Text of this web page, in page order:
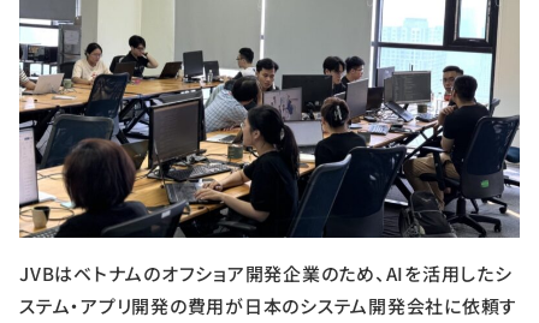
JVBはベトナムのオフショア開発企業のため、AIを活用したシ
ステム・アプリ開発の費用が日本のシステム開発会社に依頼す